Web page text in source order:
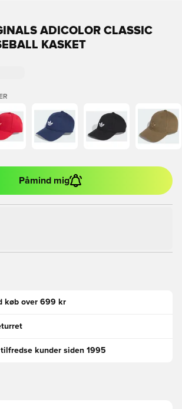
ADICOLOR CLASSIC
KASKET
Påmind mig
køb over 699 kr
kunder siden 1995